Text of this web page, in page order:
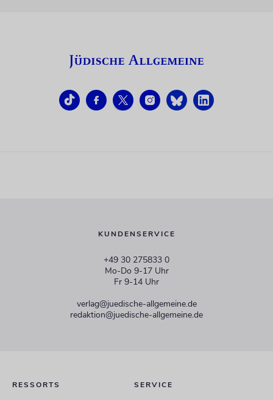
KUNDENSERVICE
+49 30 275833 0
Mo-Do 9-17 Uhr
Fr 9-14 Uhr
verlag@juedische-allgemeine.de
redaktion@juedische-allgemeine.de
RESSORTS SERVICE